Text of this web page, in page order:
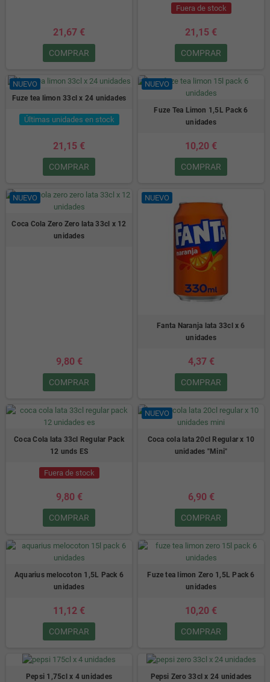
21,67 €
COMPRAR
Fuera de stock
21,15 €
COMPRAR
NUEVO
Fuze tea limon 33cl x 24 unidades
Últimas unidades en stock
21,15 €
COMPRAR
NUEVO
Fuze Tea Limon 1,5L Pack 6
unidades
10,20 €
COMPRAR
NUEVO
Coca Cola Zero Zero lata 33cl x 12
unidades
9,80 €
COMPRAR
NUEVO
Fanta Naranja lata 33cl x 6
unidades
4,37 €
COMPRAR
Coca Cola lata 33cl Regular Pack
12 unds ES
Fuera de stock
9,80 €
COMPRAR
NUEVO
Coca cola lata 20cl Regular x 10
unidades "Mini"
6,90 €
COMPRAR
Aquarius melocoton 1,5L Pack 6
unidades
11,12 €
COMPRAR
Fuze tea limon Zero 1,5L Pack 6
unidades
10,20 €
COMPRAR
Pepsi 1,75cl x 4 unidades Pepsi Zero 33cl x 24 unidades